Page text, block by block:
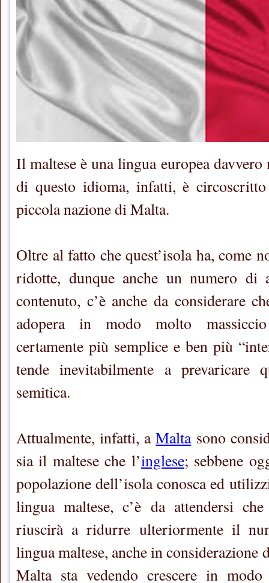
Il maltese è una lingua europea
di questo idioma, infatti, è circoscritto
piccola nazione di Malta.
Oltre al fatto che quest’isola ha, come
ridotte, dunque anche un numero di
contenuto, c’è anche da considerare
adopera in modo molto
certamente più semplice e ben più
tende inevitabilmente a prevaricare
semitica.
Attualmente, infatti, aMaltasono
sia il maltese che l’inglese; sebbene
popolazione dell’isola conosca ed
lingua maltese, c’è da attendersi
riuscirà a ridurre ulteriormente il
lingua maltese, anche in considerazione
Malta sta vedendo crescere in